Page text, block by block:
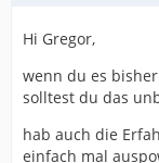
Hi Gregor,
wenn du es
solltest du das
hab auch die
einfach mal